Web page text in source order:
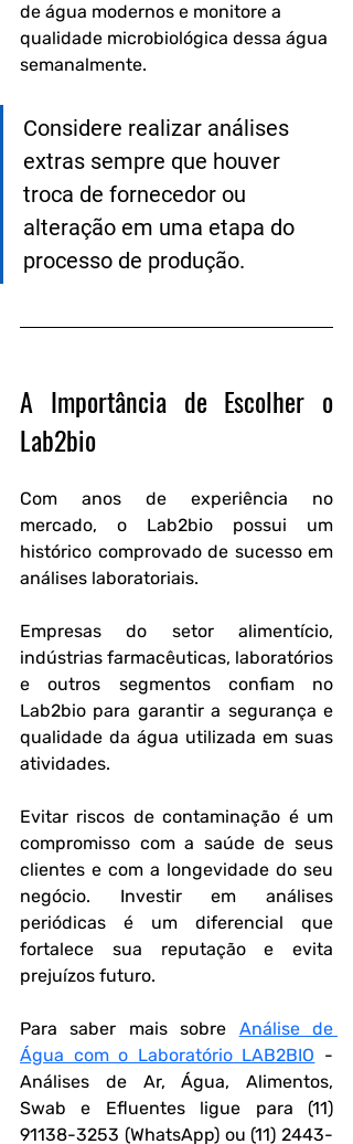
de água modernos e monitore a
qualidade microbiológica dessa água
semanalmente.
Considere realizar análises
extras sempre que houver
troca de fornecedor ou
alteração em uma etapa do
processo de produção.
A Importância de Escolher o
Lab2bio
Com anos de experiência no
mercado, o Lab2bio possui um
histórico comprovado de sucesso em
análises laboratoriais.
Empresas do setor alimentício,
indústrias farmacêuticas, laboratórios
e outros segmentos confiam no
Lab2bio para garantir a segurança e
qualidade da água utilizada em suas
atividades.
Evitar riscos de contaminação é um
compromisso com a saúde de seus
clientes e com a longevidade do seu
negócio. Investir em análises
periódicas é um diferencial que
fortalece sua reputação e evita
prejuízos futuro.
Para saber mais sobre Análise de
Água com o Laboratório LAB2BIO -
Análises de Ar, Água, Alimentos,
Swab e Efluentes ligue para (11)
91138-3253 (WhatsApp) ou (11) 2443-